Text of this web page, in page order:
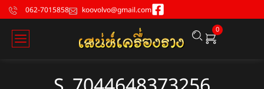
062-7015858 koovolvo@gmail.com
0